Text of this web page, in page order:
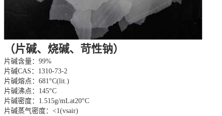
（片碱、烧碱、苛性钠）
片碱含量：99%
片碱CAS：1310-73-2
片碱熔点：681°C(lit.)
片碱沸点：145°C
片碱密度：1.515g/mLat20°C
片碱蒸气密度：<1(vsair)